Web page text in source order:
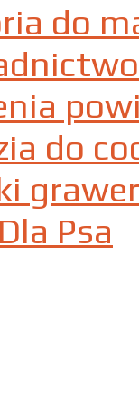
do
do
Psa